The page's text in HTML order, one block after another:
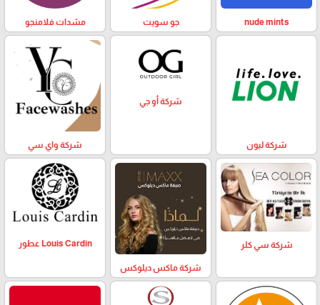
nude mints جو سويت مشدات فلامنجو
شركة ليون
شركة أو جي
شركة واي سي
شركة سي كلر
شركة ماكس ديلوكس
Louis Cardin عطور